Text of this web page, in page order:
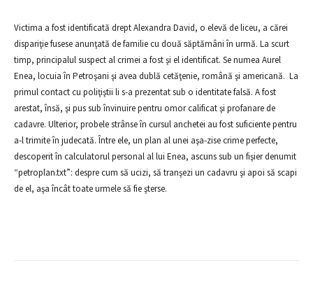
Victima a fost identificată drept Alexandra David, o elevă de liceu, a cărei
dispariţie fusese anunţată de familie cu două săptămâni în urmă. La scurt
timp, principalul suspect al crimei a fost şi el identificat. Se numea Aurel
Enea, locuia în Petroşani şi avea dublă cetăţenie, română şi americană. La
primul contact cu poliţiştii li s-a prezentat sub o identitate falsă. A fost
arestat, însă, şi pus sub învinuire pentru omor calificat şi profanare de
cadavre. Ulterior, probele strânse în cursul anchetei au fost suficiente pentru
a-l trimite în judecată. Între ele, un plan al unei aşa-zise crime perfecte,
descoperit în calculatorul personal al lui Enea, ascuns sub un fişier denumit
“petroplan.txt”: despre cum să ucizi, să tranşezi un cadavru şi apoi să scapi
de el, aşa încât toate urmele să fie şterse.